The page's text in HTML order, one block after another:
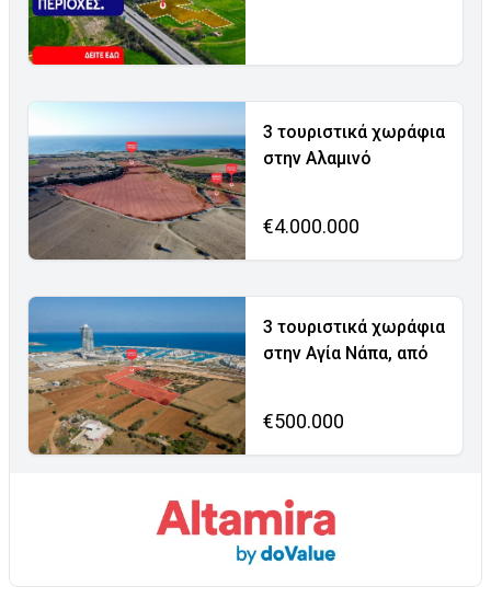
3 τουριστικά χωράφια
στην Αλαμινό
€4.000.000
3 τουριστικά χωράφια
στην Αγία Νάπα, από
€500.000